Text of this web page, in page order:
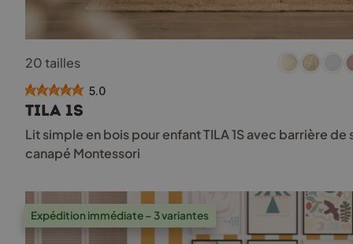
produit
a
plusieurs
variations.
Les
options
peuvent
choisies
sur
la
20 tailles
5.0
TILA 1S
Lit simple en bois pour enfant TILA 1S avec barrière
canapé Montessori
Expédition immédiate – 3 variantes